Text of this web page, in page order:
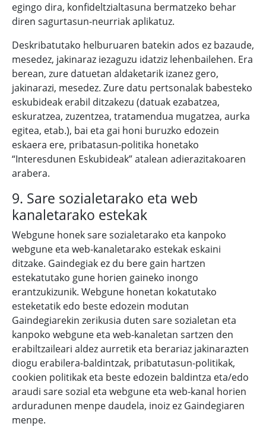
egingo dira, konfideltzialtasuna bermatzeko behar
diren sagurtasun-neurriak aplikatuz.
Deskribatutako helburuaren batekin ados ez bazaude,
mesedez, jakinaraz iezaguzu idatziz lehenbailehen. Era
berean, zure datuetan aldaketarik izanez gero,
jakinarazi, mesedez. Zure datu pertsonalak babesteko
eskubideak erabil ditzakezu (datuak ezabatzea,
eskuratzea, zuzentzea, tratamendua mugatzea, aurka
egitea, etab.), bai eta gai honi buruzko edozein
eskaera ere, pribatasun-politika honetako
“Interesdunen Eskubideak” atalean adierazitakoaren
arabera.
9. Sare sozialetarako eta web
kanaletarako estekak
Webgune honek sare sozialetarako eta kanpoko
webgune eta web-kanaletarako estekak eskaini
ditzake. Gaindegiak ez du bere gain hartzen
estekatutako gune horien gaineko inongo
erantzukizunik. Webgune honetan kokatutako
esteketatik edo beste edozein modutan
Gaindegiarekin zerikusia duten sare sozialetan eta
kanpoko webgune eta web-kanaletan sartzen den
erabiltzaileari aldez aurretik eta berariaz jakinarazten
diogu erabilera-baldintzak, pribatutasun-politikak,
cookien politikak eta beste edozein baldintza eta/edo
araudi sare sozial eta webgune eta web-kanal horien
arduradunen menpe daudela, inoiz ez Gaindegiaren
menpe.